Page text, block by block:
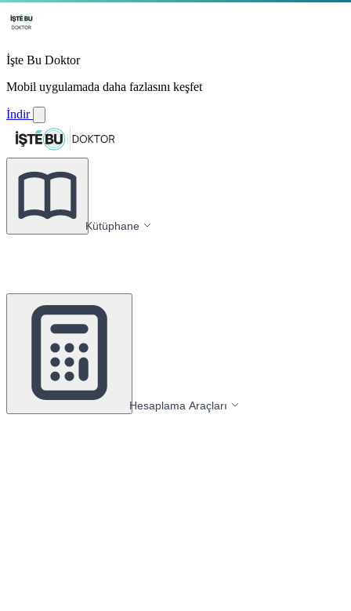
İşte Bu Doktor
Mobil uygulamada daha fazlasını keşfet
İndir
Kütüphane
Hesaplama Araçları